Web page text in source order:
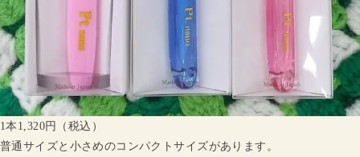
1本1,320円（税込）
普通サイズと小さめのコンパクトサイズがあります。